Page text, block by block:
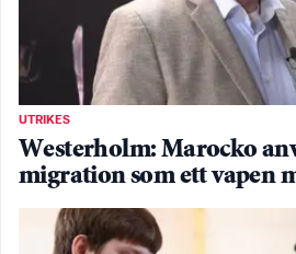
UTRIKES
Westerholm: Marocko
migration som ett vapen